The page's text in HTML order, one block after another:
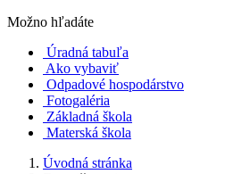
Možno hľadáte
Úradná tabuľa
Ako vybaviť
Odpadové hospodárstvo
Fotogaléria
Základná škola
Materská škola
Úvodná stránka